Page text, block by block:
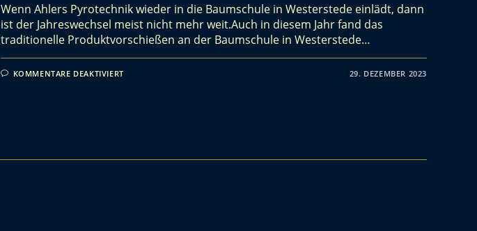
Wenn Ahlers Pyrotechnik wieder in die Baumschule in Westerstede einlädt, dann
ist der Jahreswechsel meist nicht mehr weit.Auch in diesem Jahr fand das
traditionelle Produktvorschießen an der Baumschule in Westerstede…
KOMMENTARE DEAKTIVIERT 29. DEZEMBER 2023